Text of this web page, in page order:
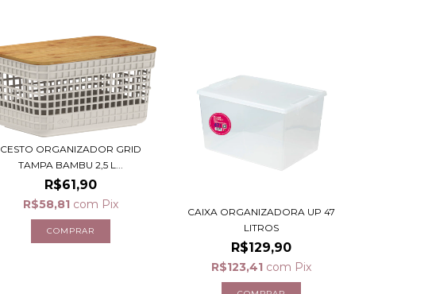
CESTO ORGANIZADOR GRID
TAMPA BAMBU 2,5 L...
R$61,90
R$58,81 com Pix
CAIXA ORGANIZADORA UP 47
LITROS
R$129,90
R$123,41 com Pix